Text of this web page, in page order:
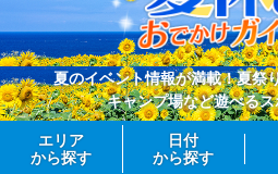
夏のイベント情報が満載！夏祭
キャンプ場など遊べる
エリア
から探す
日付
から探す